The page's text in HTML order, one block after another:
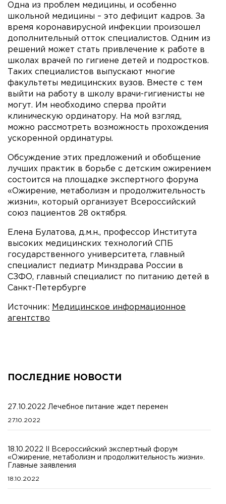
Одна из проблем медицины, и особенно
школьной медицины – это дефицит кадров. За
время коронавирусной инфекции произошел
дополнительный отток специалистов. Одним из
решений может стать привлечение к работе в
школах врачей по гигиене детей и подростков.
Таких специалистов выпускают многие
факультеты медицинских вузов. Вместе с тем
выйти на работу в школу врачи-гигиенисты не
могут. Им необходимо сперва пройти
клиническую ординатору. На мой взгляд,
можно рассмотреть возможность прохождения
ускоренной ординатуры.
Обсуждение этих предложений и обобщение
лучших практик в борьбе с детским ожирением
состоится на площадке экспертного форума
«Ожирение, метаболизм и продолжительность
жизни», который организует Всероссийский
союз пациентов 28 октября.
Елена Булатова, д.м.н., профессор Института
высоких медицинских технологий СПБ
государственного университета, главный
специалист педиатр Минздрава России в
СЗФО, главный специалист по питанию детей в
Санкт-Петербурге
Источник: Медицинское информационное
агентство
ПОСЛЕДНИЕ НОВОСТИ
27.10.2022 Лечебное питание ждет перемен
27.10.2022
18.10.2022 II Всероссийский экспертный форум
«Ожирение, метаболизм и продолжительность жизни».
Главные заявления
18.10.2022